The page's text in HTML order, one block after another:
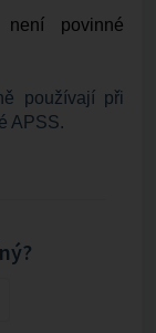
není povinné
používají při
APSS.